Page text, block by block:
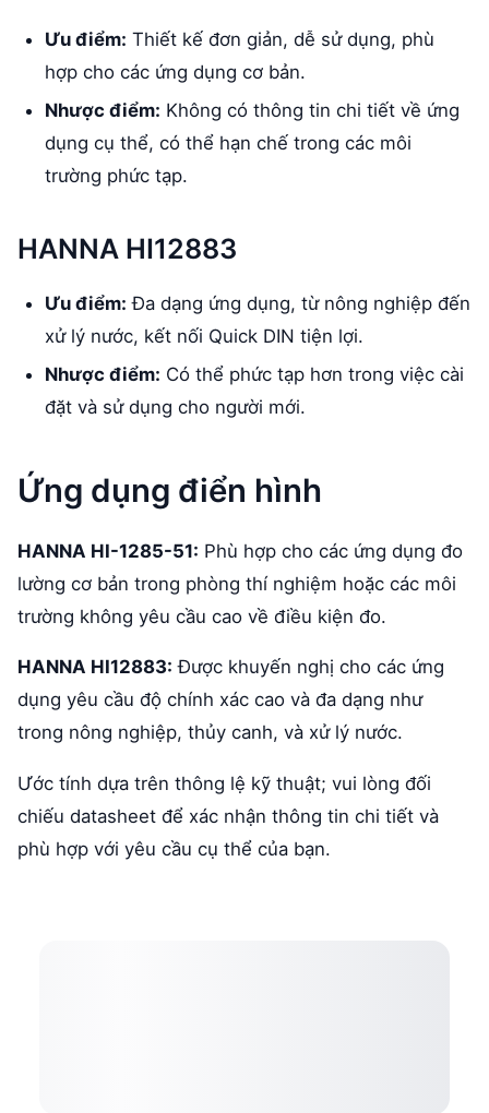
Ưu điểm: Thiết kế đơn giản, dễ sử dụng, phù
hợp cho các ứng dụng cơ bản.
Nhược điểm: Không có thông tin chi tiết về ứng
dụng cụ thể, có thể hạn chế trong các môi
trường phức tạp.
HANNA HI12883
Ưu điểm: Đa dạng ứng dụng, từ nông nghiệp đến
xử lý nước, kết nối Quick DIN tiện lợi.
Nhược điểm: Có thể phức tạp hơn trong việc cài
đặt và sử dụng cho người mới.
Ứng dụng điển hình
HANNA HI-1285-51: Phù hợp cho các ứng dụng đo
lường cơ bản trong phòng thí nghiệm hoặc các môi
trường không yêu cầu cao về điều kiện đo.
HANNA HI12883: Được khuyến nghị cho các ứng
dụng yêu cầu độ chính xác cao và đa dạng như
trong nông nghiệp, thủy canh, và xử lý nước.
Ước tính dựa trên thông lệ kỹ thuật; vui lòng đối
chiếu datasheet để xác nhận thông tin chi tiết và
phù hợp với yêu cầu cụ thể của bạn.